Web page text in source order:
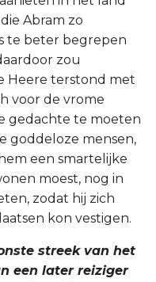
Abram zo
te beter begrepen
zou
Heere terstond met
voor de vrome
gedachte te moeten
goddeloze mensen,
een smartelijke
moest, nog in
zodat hij zich
kon vestigen.
streek van het
een later reiziger